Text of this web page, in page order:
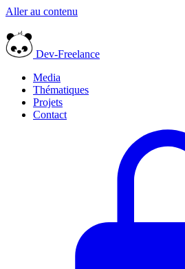
Aller au contenu
Dev-Freelance
Media
Thématiques
Projets
Contact